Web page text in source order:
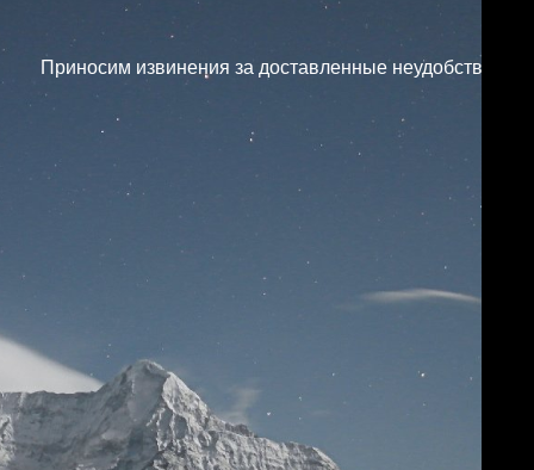
Приносим извинения за доставленные неудобства